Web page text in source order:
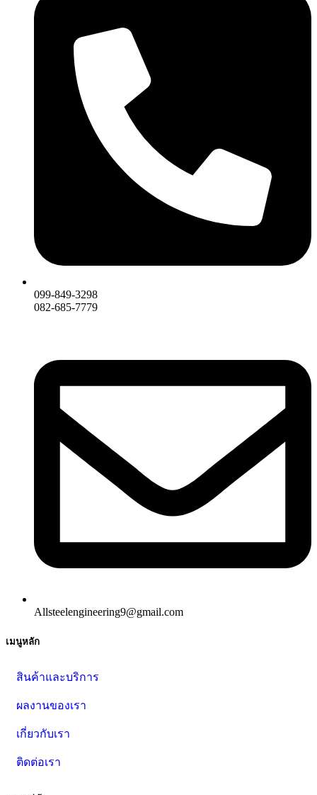
099-849-3298
082-685-7779
Allsteelengineering9@gmail.com
เมนูหลัก
สินค้าและบริการ
ผลงานของเรา
เกี่ยวกับเรา
ติดต่อเรา